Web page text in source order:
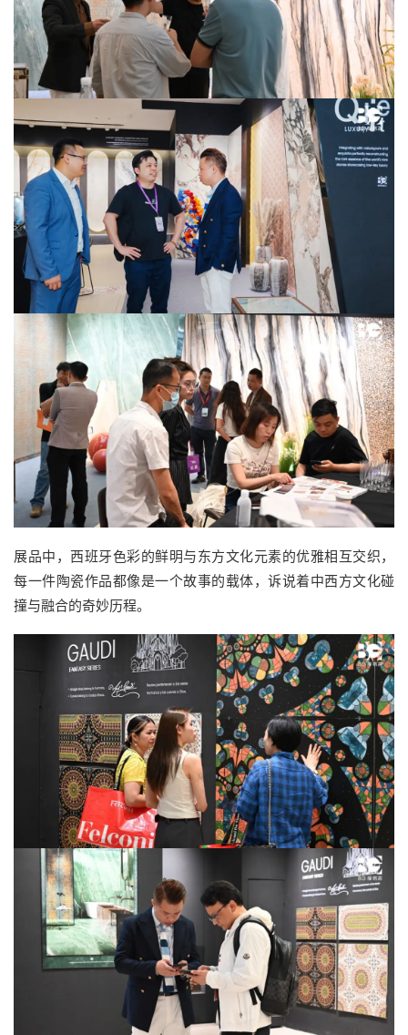
展品中，西班牙色彩的鲜明与东方文化元素的优雅相互交织，
每一件陶瓷作品都像是一个故事的载体，诉说着中西方文化碰
撞与融合的奇妙历程。